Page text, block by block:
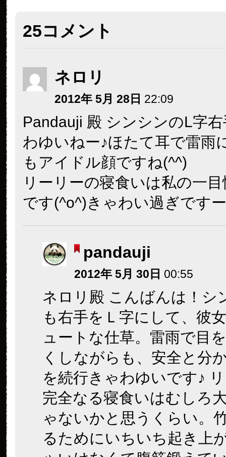
25コメント
ネロリ
2012年 5月 28日 22:09
Pandauji 殿 シンシンのL字
わゆいねー♪ほたて耳で雷雨
もアイドル顔ですね(^^)
リーリーの寝食いは私の一
です(^o^)きゃわい過ぎです
pandauji
2012年 5月 30日 00:55
ネロリ殿 こんばんは！シ
も右手をＬ字にして、彼
ュートな仕草。雷雨で目
くしながらも、安全と分
を続行きゃわゆいです♪
完全なる寝食いはむしろ
ゃないかと思うくらい。
るためにいちいち起き上